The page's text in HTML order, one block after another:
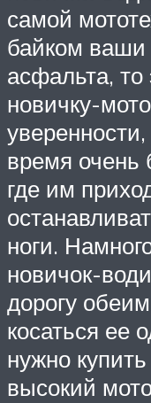
самой
байком ваши
асфальта,
новичку-
время очень
где им
ноги.
новичок-
дорогу
косаться ее
нужно
высокий